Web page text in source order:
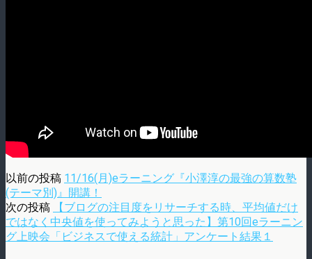
以前の投稿 11/16(月)eラーニング『小澤淳の最強の算数塾
(テーマ別)』開講！
次の投稿
【ブログの注目度をリサーチする時、平均値だけ
ではなく中央値を使ってみようと思った】第10回eラーニン
グ上映会「ビジネスで使える統計」アンケート結果１